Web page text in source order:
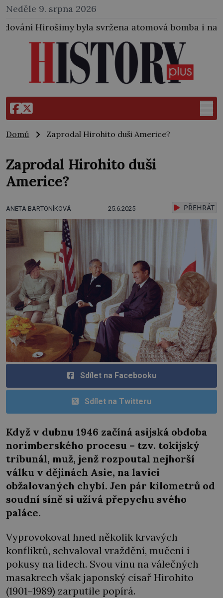
Neděle 9. srpna 2026
svržena atomová bomba i na japonské město
Domů Zaprodal Hirohito duši Americe?
Zaprodal Hirohito duši
Americe?
ANETA BARTONÍKOVÁ 25.6.2025 PŘEHRÁT
Sdílet na Facebooku
Sdílet na Twitteru
Když v dubnu 1946 začíná asijská obdoba
norimberského procesu – tzv. tokijský
tribunál, muž, jenž rozpoutal nejhorší
válku v dějinách Asie, na lavici
obžalovaných chybí. Jen pár kilometrů od
soudní síně si užívá přepychu svého
paláce.
Vyprovokoval hned několik krvavých
konfliktů, schvaloval vraždění, mučení i
pokusy na lidech. Svou vinu na válečných
masakrech však japonský císař Hirohito
(1901–1989) zarputile popírá.